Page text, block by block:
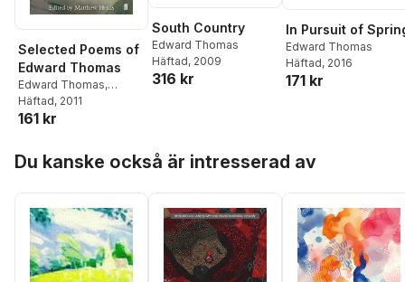
Selected Poems of
Edward Thomas
Edward Thomas,
Matthew Hollis
Häftad, 2011
161 kr
South Country
Edward Thomas
Häftad, 2009
316 kr
In Pursuit of
Edward Thomas
Häftad, 2016
171 kr
Du kanske också är intresserad av